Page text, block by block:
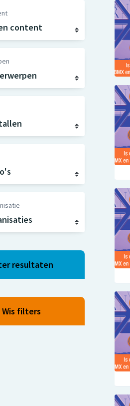
resultaten
Wis filters